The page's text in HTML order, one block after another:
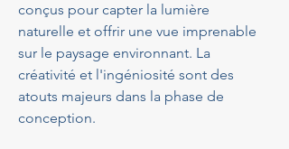
conçus pour capter la lumière
naturelle et offrir une vue imprenable
sur le paysage environnant. La
créativité et l'ingéniosité sont des
atouts majeurs dans la phase de
conception.